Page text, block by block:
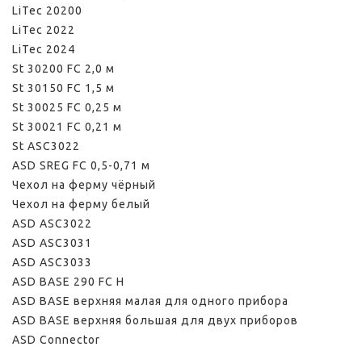
LiTec 20200
LiTec 2022
LiTec 2024
St 30200 FC 2,0 м
St 30150 FC 1,5 м
St 30025 FC 0,25 м
St 30021 FC 0,21 м
St ASС3022
ASD SREG FC 0,5-0,71 м
Чехол на ферму чёрный
Чехол на ферму белый
ASD ASС3022
ASD ASC3031
ASD ASC3033
ASD BASE 290 FC H
ASD BASE верхняя малая для одного прибора
ASD BASE верхняя большая для двух приборов
ASD Connector